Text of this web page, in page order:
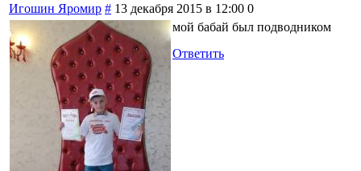
Игошин Яромир # 13 декабря 2015 в 12:00 0
мой бабай был подводником
Ответить